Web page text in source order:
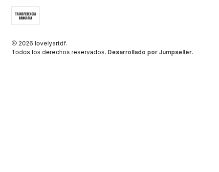
2026 lovelyartdf.
Todos los derechos reservados. Desarrollado por Jumpseller.